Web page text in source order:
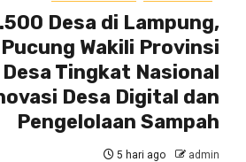
Desa di Lampung,
Wakili Provinsi
Tingkat Nasional
Desa Digital dan
Pengelolaan Sampah
5 hari ago admin